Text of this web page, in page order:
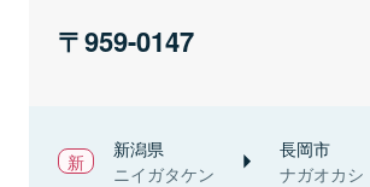
959-0147
新潟県
ニイガタケン
長岡市
ナガオカシ